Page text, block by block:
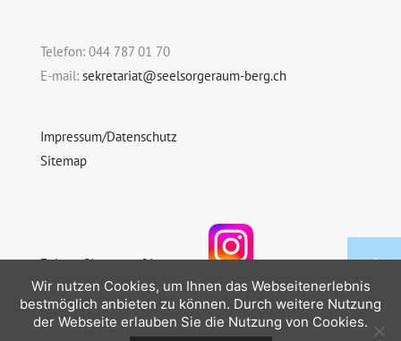
Telefon: 044 787 01 70
E-mail: sekretariat@seelsorgeraum-berg.ch
Impressum/Datenschutz
Sitemap
Folgen Sie uns auf Instagram
Wir nutzen Cookies, um Ihnen das Webseitenerlebnis
bestmöglich anbieten zu können. Durch weitere Nutzung
der Webseite erlauben Sie die Nutzung von Cookies.